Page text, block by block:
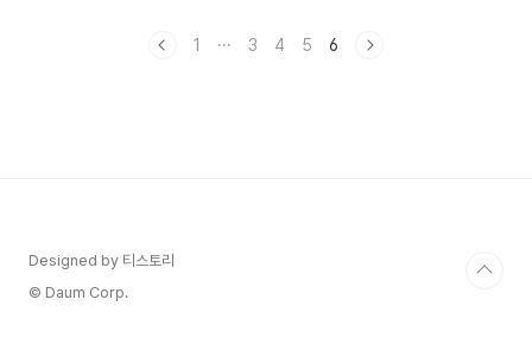
1 ··· 3 4 5 6
Designed by 티스토리
© Daum Corp.